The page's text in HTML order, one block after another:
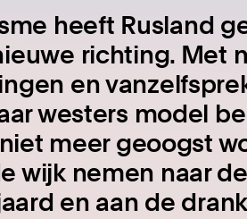
heeft Rusland
richting. Met
en
westers model
meer geoogst
wijk nemen naar
en aan de